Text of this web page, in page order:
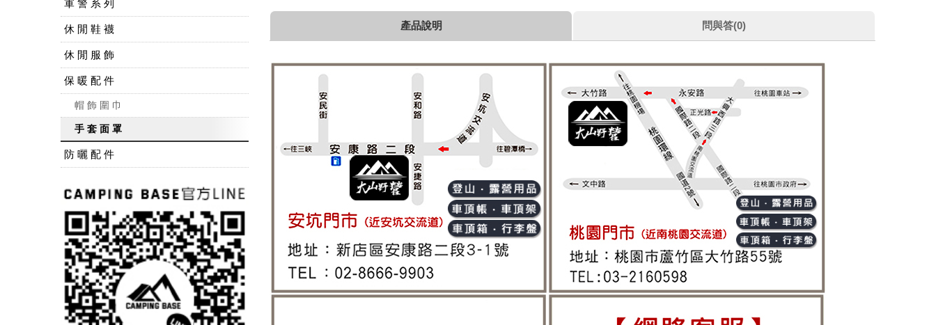
軍 警 系 列
休 閒 鞋 襪
休 閒 服 飾
保 暖 配 件
帽 飾 圍 巾
手 套 面 罩
防 曬 配 件
產品說明 問與答(0)